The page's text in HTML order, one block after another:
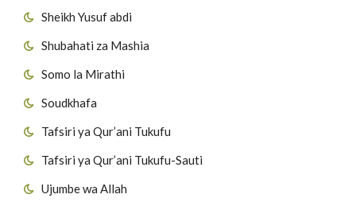
Sheikh Yusuf abdi
Shubahati za Mashia
Somo la Mirathi
Soudkhafa
Tafsiri ya Qur’ani Tukufu
Tafsiri ya Qur’ani Tukufu-Sauti
Ujumbe wa Allah